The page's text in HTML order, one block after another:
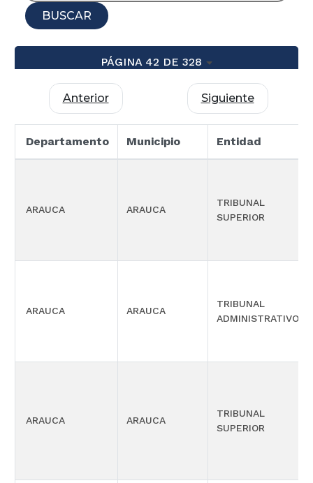
BUSCAR
PÁGINA 42 DE 328
Anterior Siguiente
Departamento Municipio Entidad
ARAUCA ARAUCA
TRIBUNAL
SUPERIOR
ARAUCA ARAUCA
TRIBUNAL
ADMINISTRATIVO
ARAUCA ARAUCA
TRIBUNAL
SUPERIOR